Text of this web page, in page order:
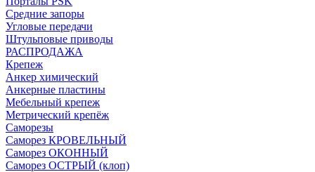
Средние запоры
Угловые передачи
Штульповые приводы
РАСПРОДАЖА
Крепеж
Анкер химический
Анкерные пластины
Мебельный крепеж
Метрический крепёж
Саморезы
Саморез КРОВЕЛЬНЫЙ
Саморез ОКОННЫЙ
Саморез ОСТРЫЙ (клоп)